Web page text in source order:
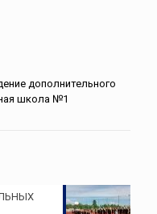
дополнительного
школа №1